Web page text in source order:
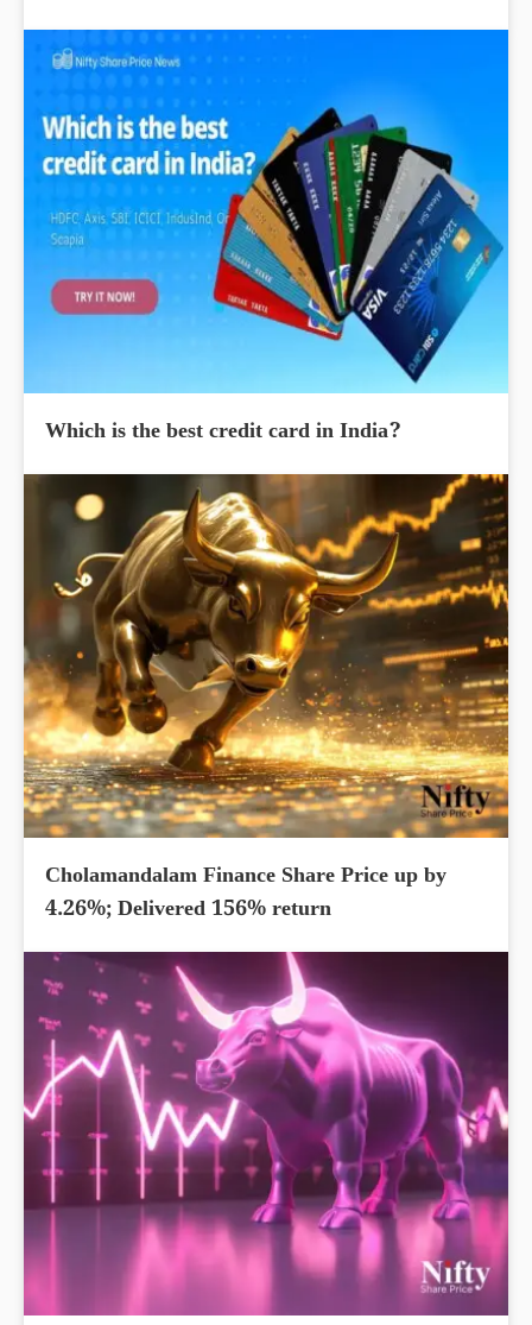
Which is the best credit card in India?
Cholamandalam Finance Share Price up by
4.26%; Delivered 156% return